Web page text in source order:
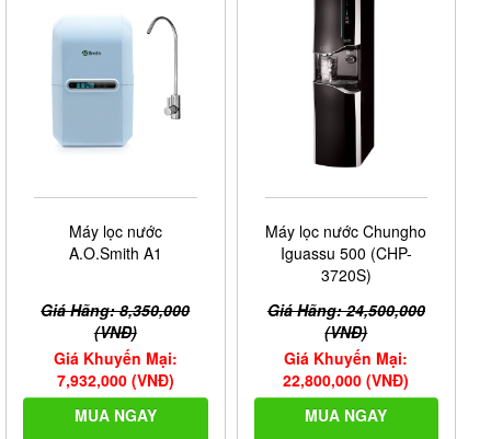
Máy lọc nước
A.O.Smith A1
Giá Hãng: 8,350,000
(VNĐ)
Giá Khuyến Mại:
7,932,000 (VNĐ)
MUA NGAY
Máy lọc nước Chungho
Iguassu 500 (CHP-
3720S)
Giá Hãng: 24,500,000
(VNĐ)
Giá Khuyến Mại:
22,800,000 (VNĐ)
MUA NGAY